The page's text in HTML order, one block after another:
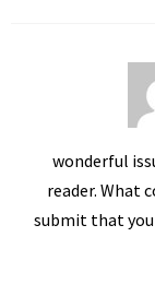
wonderful
reader. What
submit that you